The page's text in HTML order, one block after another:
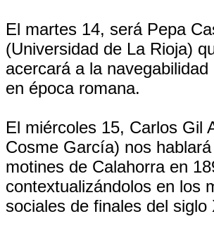
El martes 14, será Pepa
(Universidad de La Rioja)
acercará a la
en época romana.
El miércoles 15, Carlos Gil
Cosme García) nos
motines de Calahorra en
contextualizándolos en los
sociales de finales del siglo